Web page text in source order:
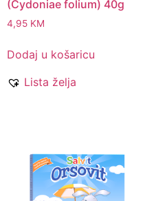
(Cydoniae folium) 40g
4,95 KM
Dodaj u košaricu
Lista želja